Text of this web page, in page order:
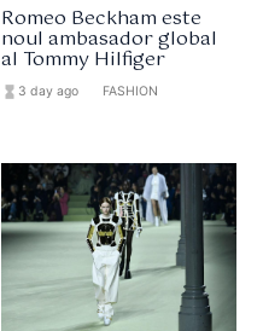
Romeo Beckham este
noul ambasador global
al Tommy Hilfiger
hourglass_full 3 day ago FASHION